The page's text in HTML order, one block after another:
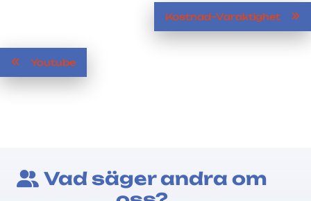
Youtube
Kostnad–Varaktighet
Vad säger andra om